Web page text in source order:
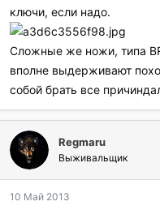
ключи, если надо.
Сложные же ножи, типа
вполне выдерживают
собой брать все
Regmaru
Выживальщик
10 Май 2013